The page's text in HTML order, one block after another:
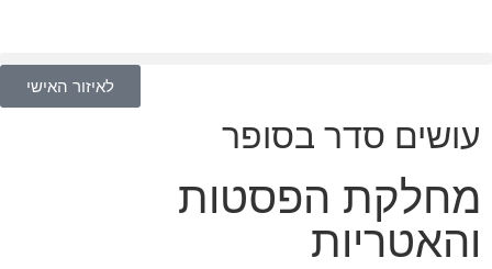
לאיזור האישי
עושים סדר בסופר
מחלקת הפסטות
והאטריות